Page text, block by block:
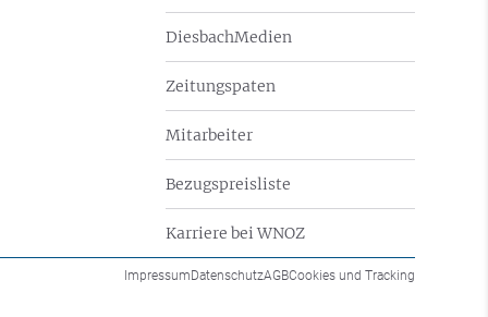
DiesbachMedien
Zeitungspaten
Mitarbeiter
Bezugspreisliste
Karriere bei WNOZ
ImpressumDatenschutzAGBCookies und Tracking